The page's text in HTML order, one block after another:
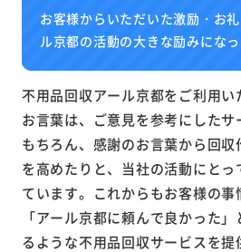
お客様からいただいた激励・お
ル京都の活動の大きな励みになっ
不用品回収アール京都をご利用
お言葉は、ご意見を参考にした
もちろん、感謝のお言葉から回
を高めたりと、当社の活動にと
ています。これからもお客様の事
「アール京都に頼んで良かった
るような不用品回収サービスを